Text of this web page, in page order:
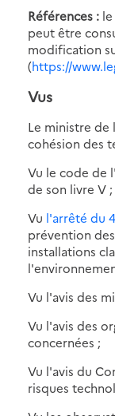
Références :
peut être
modification
(https://
Vus
Le ministre de
cohésion des
Vu le code de
de son livre V ;
Vu l'arrêté du
prévention
installations
Vu l'avis des
Vu l'avis des
concernées ;
Vu l'avis du
risques